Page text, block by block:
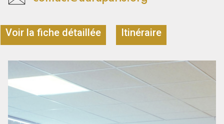
Voir la fiche détaillée Itinéraire